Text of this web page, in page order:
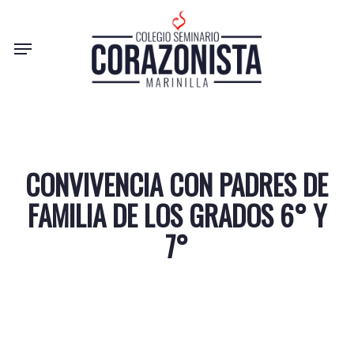
mainMenu
CONVIVENCIA CON PADRES DE
FAMILIA DE LOS GRADOS 6° Y
7°